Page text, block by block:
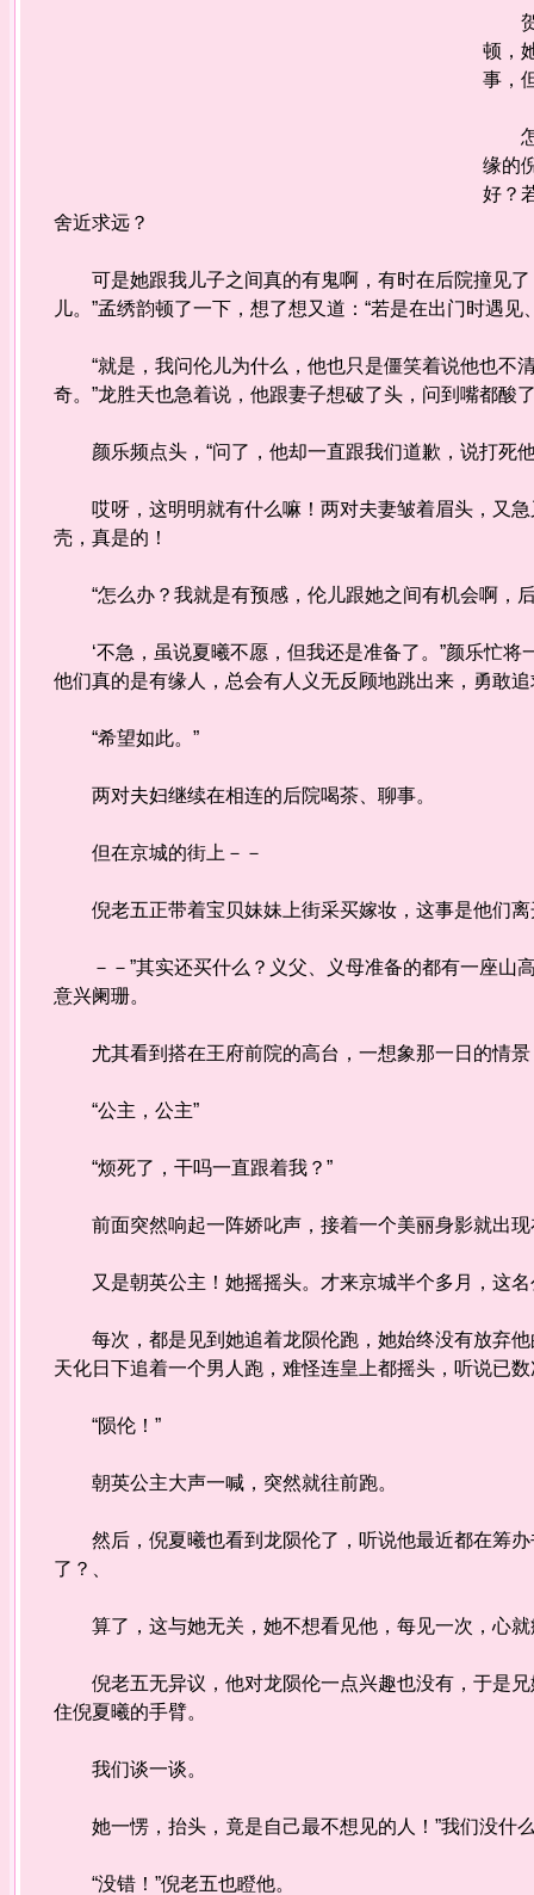
贺
顿，
事，
怎
缘的
好？
舍近求远？
可是她跟我儿子之间真的有鬼啊，有时在后院撞见了
儿。”孟绣韵顿了一下，想了想又道：“若是在出门时遇
“就是，我问伦儿为什么，他也只是僵笑着说他也不
奇。”龙胜天也急着说，他跟妻子想破了头，问到嘴都酸
颜乐频点头，“问了，他却一直跟我们道歉，说打死
哎呀，这明明就有什么嘛！两对夫妻皱着眉头，又急
壳，真是的！
“怎么办？我就是有预感，伦儿跟她之间有机会啊，
‘不急，虽说夏曦不愿，但我还是准备了。”颜乐忙将
他们真的是有缘人，总会有人义无反顾地跳出来，勇敢
“希望如此。”
两对夫妇继续在相连的后院喝茶、聊事。
但在京城的街上－－
倪老五正带着宝贝妹妹上街采买嫁妆，这事是他们离
－－”其实还买什么？义父、义母准备的都有一座山
意兴阑珊。
尤其看到搭在王府前院的高台，一想象那一日的情景
“公主，公主”
“烦死了，干吗一直跟着我？”
前面突然响起一阵娇叱声，接着一个美丽身影就出现
又是朝英公主！她摇摇头。才来京城半个多月，这名
每次，都是见到她追着龙陨伦跑，她始终没有放弃他
天化日下追着一个男人跑，难怪连皇上都摇头，听说已
“陨伦！”
朝英公主大声一喊，突然就往前跑。
然后，倪夏曦也看到龙陨伦了，听说他最近都在筹办
了？、
算了，这与她无关，她不想看见他，每见一次，心就
倪老五无异议，他对龙陨伦一点兴趣也没有，于是兄
住倪夏曦的手臂。
我们谈一谈。
她一愣，抬头，竟是自己最不想见的人！”我们没什
“没错！”倪老五也瞪他。